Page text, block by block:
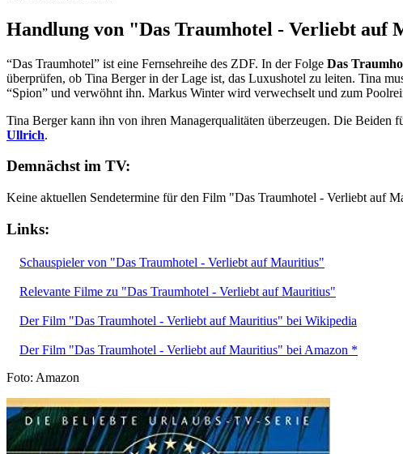
Handlung von "Das Traumhotel - Verliebt auf
“Das Traumhotel” ist eine Fernsehreihe des ZDF. In der Folge Das
überprüfen, ob Tina Berger in der Lage ist, das Luxushotel zu leiten. Tina
“Spion” und verwöhnt ihn. Markus Winter wird verwechselt und zum
Tina Berger kann ihn von ihren Managerqualitäten überzeugen. Die Beiden
Ullrich.
Demnächst im TV:
Keine aktuellen Sendetermine für den Film "Das Traumhotel - Verliebt auf
Links:
Schauspieler von "Das Traumhotel - Verliebt auf Mauritius"
Relevante Filme zu "Das Traumhotel - Verliebt auf Mauritius"
Der Film "Das Traumhotel - Verliebt auf Mauritius" bei Wikipedia
Der Film "Das Traumhotel - Verliebt auf Mauritius" bei Amazon *
Foto: Amazon